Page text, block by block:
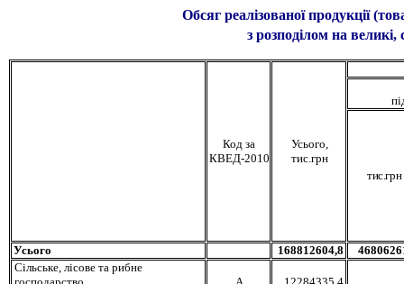
Обсяг реалізованої продукції
з розподілом на великі,
Код за
КВЕД-2010
Усього,
тис.грн
тис.грн
Усього 168812604,8
Сільське, лісове та рибне